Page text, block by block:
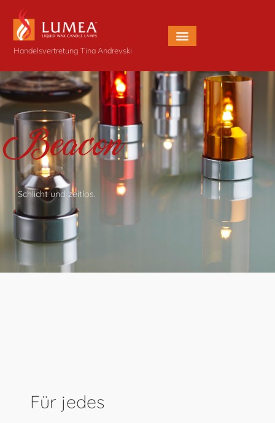
Handelsvertretung Tina Andrevski
Beacon
Schlicht und zeitlos.
Für jedes